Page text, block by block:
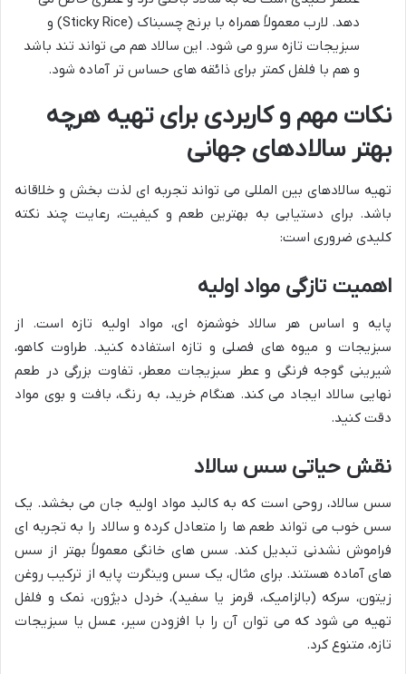
دهد. لارب معمولاً همراه با برنج چسبناک (Sticky Rice) و
سبزیجات تازه سرو می شود. این سالاد هم می تواند تند باشد
و هم با فلفل کمتر برای ذائقه های حساس تر آماده شود.
نکات مهم و کاربردی برای تهیه هرچه
بهتر سالادهای جهانی
تهیه سالادهای بین المللی می تواند تجربه ای لذت بخش و خلاقانه
باشد. برای دستیابی به بهترین طعم و کیفیت، رعایت چند نکته
کلیدی ضروری است:
اهمیت تازگی مواد اولیه
پایه و اساس هر سالاد خوشمزه ای، مواد اولیه تازه است. از
سبزیجات و میوه های فصلی و تازه استفاده کنید. طراوت کاهو،
شیرینی گوجه فرنگی و عطر سبزیجات معطر، تفاوت بزرگی در طعم
نهایی سالاد ایجاد می کند. هنگام خرید، به رنگ، بافت و بوی مواد
دقت کنید.
نقش حیاتی سس سالاد
سس سالاد، روحی است که به کالبد مواد اولیه جان می بخشد. یک
سس خوب می تواند طعم ها را متعادل کرده و سالاد را به تجربه ای
فراموش نشدنی تبدیل کند. سس های خانگی معمولاً بهتر از سس
های آماده هستند. برای مثال، یک سس وینگرت پایه از ترکیب روغن
زیتون، سرکه (بالزامیک، قرمز یا سفید)، خردل دیژون، نمک و فلفل
تهیه می شود که می توان آن را با افزودن سیر، عسل یا سبزیجات
تازه، متنوع کرد.